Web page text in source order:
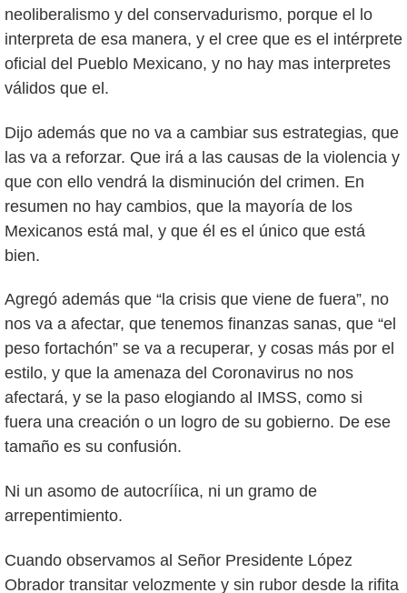
neoliberalismo y del conservadurismo, porque el lo
interpreta de esa manera, y el cree que es el intérprete
oficial del Pueblo Mexicano, y no hay mas interpretes
válidos que el.
Dijo además que no va a cambiar sus estrategias, que
las va a reforzar. Que irá a las causas de la violencia y
que con ello vendrá la disminución del crimen. En
resumen no hay cambios, que la mayoría de los
Mexicanos está mal, y que él es el único que está
bien.
Agregó además que “la crisis que viene de fuera”, no
nos va a afectar, que tenemos finanzas sanas, que “el
peso fortachón” se va a recuperar, y cosas más por el
estilo, y que la amenaza del Coronavirus no nos
afectará, y se la paso elogiando al IMSS, como si
fuera una creación o un logro de su gobierno. De ese
tamaño es su confusión.
Ni un asomo de autocrííica, ni un gramo de
arrepentimiento.
Cuando observamos al Señor Presidente López
Obrador transitar velozmente y sin rubor desde la rifita